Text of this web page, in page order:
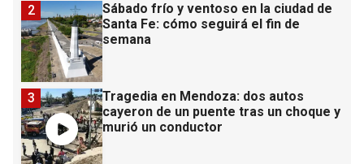
Sábado frío y ventoso en la ciudad de
Santa Fe: cómo seguirá el fin de
semana
2
Tragedia en Mendoza: dos autos
cayeron de un puente tras un choque y
murió un conductor
3